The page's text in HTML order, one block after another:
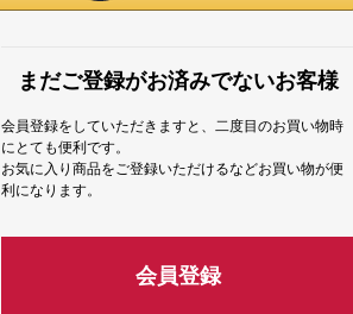
まだご登録がお済みでないお客様
会員登録をしていただきますと、二度目のお買い物時
にとても便利です。
お気に入り商品をご登録いただけるなどお買い物が便
利になります。
会員登録